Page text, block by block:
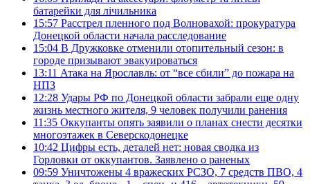
батарейки для лічильника
15:57 Расстрел пленного под Волновахой: прокуратура
Донецкой области начала расследование
15:04 В Дружковке отменили отопительный сезон: в
городе призывают эвакуироваться
13:11 Атака на Ярославль: от “все сбили” до пожара на
НПЗ
12:28 Удары РФ по Донецкой области забрали еще одну
жизнь местного жителя, 9 человек получили ранения
11:35 Оккупанты опять заявили о планах снести десятки
многоэтажек в Северскодонецке
10:42 Цифры есть, деталей нет: новая сводка из
Горловки от оккупантов. Заявлено о раненых
09:59 Уничтожены 4 вражеских РСЗО, 7 средств ПВО, 4